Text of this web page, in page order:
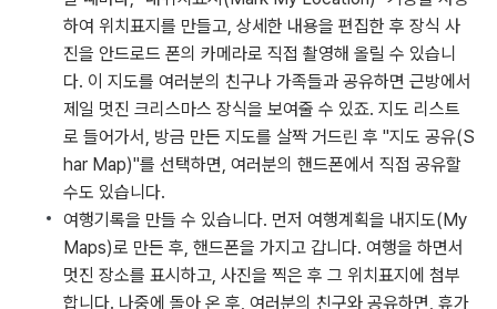
하여 위치표지를 만들고, 상세한 내용을 편집한 후 장식 사
진을 안드로드 폰의 카메라로 직접 촬영해 올릴 수 있습니
다. 이 지도를 여러분의 친구나 가족들과 공유하면 근방에서
제일 멋진 크리스마스 장식을 보여줄 수 있죠. 지도 리스트
로 들어가서, 방금 만든 지도를 살짝 거드린 후 "지도 공유(S
har Map)"를 선택하면, 여러분의 핸드폰에서 직접 공유할
수도 있습니다.
여행기록을 만들 수 있습니다. 먼저 여행계획을 내지도(My
Maps)로 만든 후, 핸드폰을 가지고 갑니다. 여행을 하면서
멋진 장소를 표시하고, 사진을 찍은 후 그 위치표지에 첨부
합니다. 나중에 돌아 온 후, 여러분의 친구와 공유하면, 휴가